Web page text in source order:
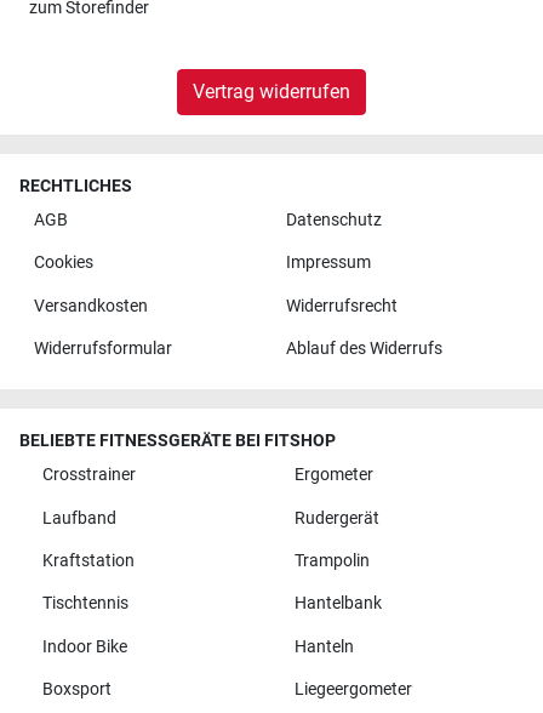
zumStorefinder
Vertrag widerrufen
RECHTLICHES
AGB
Datenschutz
Cookies Impressum
Versandkosten Widerrufsrecht
Widerrufsformular Ablauf des Widerrufs
BELIEBTE FITNESSGERÄTE BEI FITSHOP
Crosstrainer
Ergometer
Laufband Rudergerät
Kraftstation Trampolin
Tischtennis Hantelbank
Indoor Bike Hanteln
Boxsport Liegeergometer